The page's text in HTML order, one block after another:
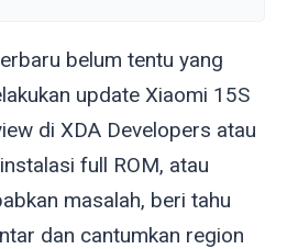
belum tentu yang
update Xiaomi 15S
di XDA Developers atau
full ROM, atau
masalah, beri tahu
dan cantumkan region